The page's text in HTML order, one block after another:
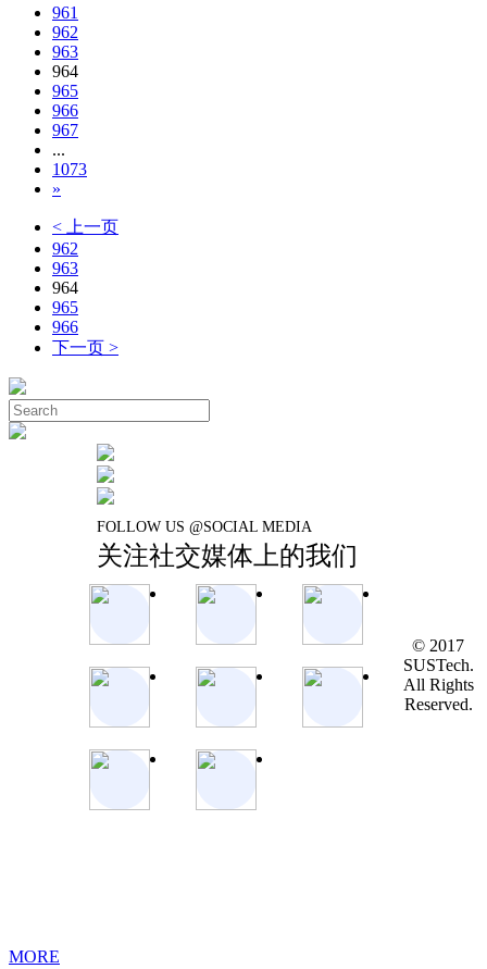
MORE
961
962
963
964
965
966
967
...
1073
»
< 上一页
962
963
964
965
966
下一页 >
FOLLOW US @SOCIAL MEDIA
关注社交媒体上的我们
© 2017
SUSTech.
All Rights
Reserved.